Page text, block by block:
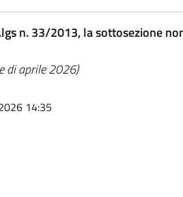
n. 33/2013, la sottosezione
di aprile 2026)
14:35